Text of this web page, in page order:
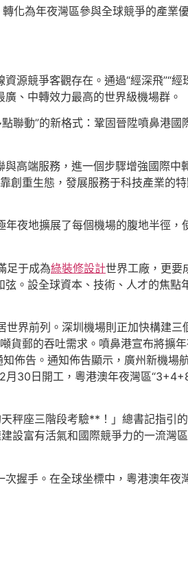
化為年夜灣區參與全球競爭的產業
源競爭客觀存在。通過“經深飛”“經
、中轉效力最高的世界級機場群。
聯動”的新格式：鞏固晉陞噴鼻港國
高端服務，進一個步驟增強國際中
創重生態，發展服務于科技產業的
夜地擴展了每個機場的腹地半徑，
足于成為綠裝修設計世界工廠，更要
弦。設全球資本、技術、人才的焦點
世界前列。深圳機場則正加快構建三
郵的吞吐需求。噴鼻港宣布將擴年
佈告。通知佈告顯示，廣州新機場
30日開工，粵港澳年夜灣區
秤座三階段考驗**！」總書記指引
設富有活氣和國際競爭力的一流灣
握手。在全球坐標中，粵港澳年夜